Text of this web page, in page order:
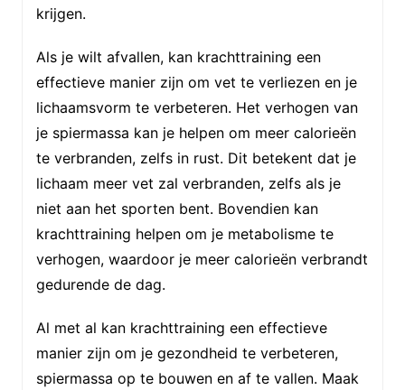
krijgen.
Als je wilt afvallen, kan krachttraining een
effectieve manier zijn om vet te verliezen en je
lichaamsvorm te verbeteren. Het verhogen van
je spiermassa kan je helpen om meer calorieën
te verbranden, zelfs in rust. Dit betekent dat je
lichaam meer vet zal verbranden, zelfs als je
niet aan het sporten bent. Bovendien kan
krachttraining helpen om je metabolisme te
verhogen, waardoor je meer calorieën verbrandt
gedurende de dag.
Al met al kan krachttraining een effectieve
manier zijn om je gezondheid te verbeteren,
spiermassa op te bouwen en af te vallen. Maak